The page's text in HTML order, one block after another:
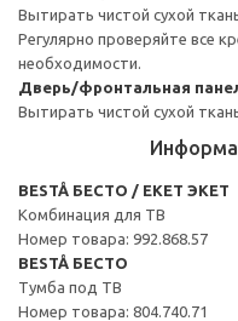
Вытирать чистой сухой
Регулярно проверяйте все
необходимости.
Дверь/фронтальная
Вытирать чистой сухой
BESTÅ БЕСТО / EKET ЭКЕТ
Комбинация для ТВ
Номер товара: 992.868.57
BESTÅ БЕСТО
Тумба под ТВ
Номер товара: 804.740.71